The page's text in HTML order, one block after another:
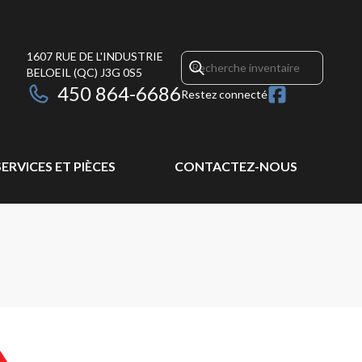
1607 RUE DE L'INDUSTRIE
BELOEIL (QC) J3G 0S5
450 864-6686Restez connecté
ET PIÈCES CONTACTEZ-NOUS